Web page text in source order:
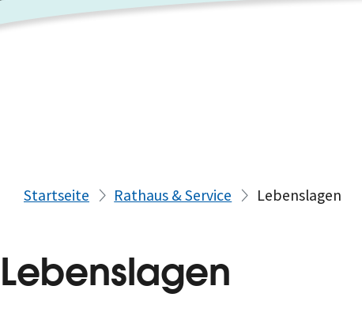
Startseite Rathaus & Service Lebenslagen
Lebenslagen